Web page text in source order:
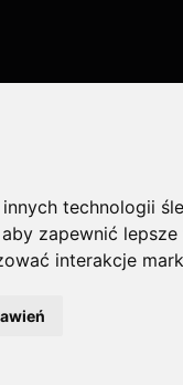
technologii
aby zapewnić
interakcje